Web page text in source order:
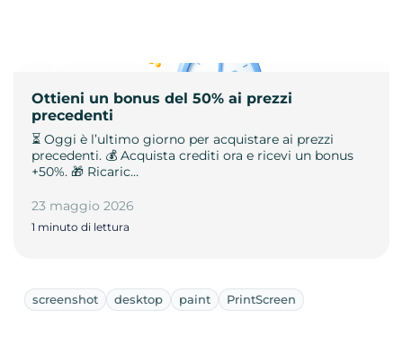
Ottieni un bonus del 50% ai prezzi
precedenti
⏳ Oggi è l’ultimo giorno per acquistare ai prezzi
precedenti. 💰 Acquista crediti ora e ricevi un bonus
+50%. 🎁 Ricaric…
23 maggio 2026
1 minuto di lettura
screenshot desktop paint PrintScreen